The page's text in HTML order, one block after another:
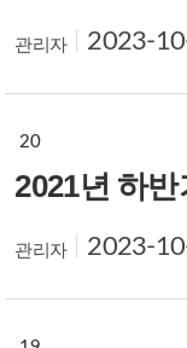
관리자 2023-
20
2021년 하
관리자 2023-